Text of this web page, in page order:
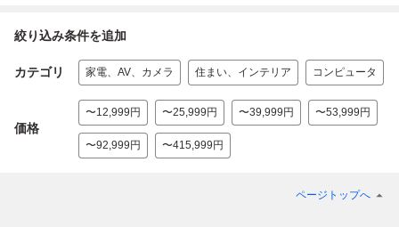
絞り込み条件を追加
カテゴリ 家電、AV、カメラ 住まい、インテリア コンピュータ
価格
〜12,999円 〜25,999円 〜39,999円 〜53,999円
〜92,999円 〜415,999円
ページトップへ